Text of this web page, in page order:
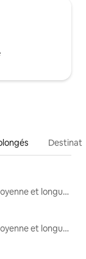
Locations moyenne et longue durée
Locations moyenne et longue durée